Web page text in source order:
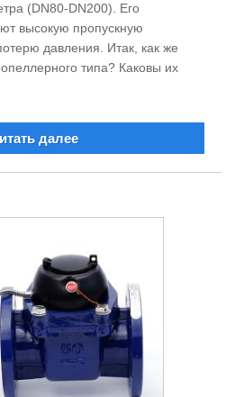
(DN80-DN200). Его
высокую пропускную
давления. Итак, как же
типа? Каковы их
далее